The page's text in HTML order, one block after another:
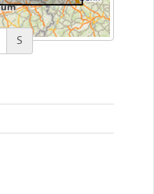
S